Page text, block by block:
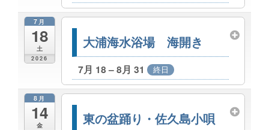
7月
18
土
2026
大浦海水浴場 海開き
7月 18 – 8月 31 終日
8月
14
金 東の盆踊り・佐久島小唄